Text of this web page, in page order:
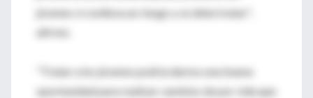
jóvenes sí conlleva un riesgo y se debe tratar",
afirmó.
"Tratar a los jóvenes podría darnos una buena
oportunidad para realizar cambios de por vida que